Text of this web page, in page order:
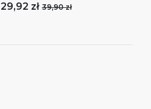
29,92 zł 39,90 zł